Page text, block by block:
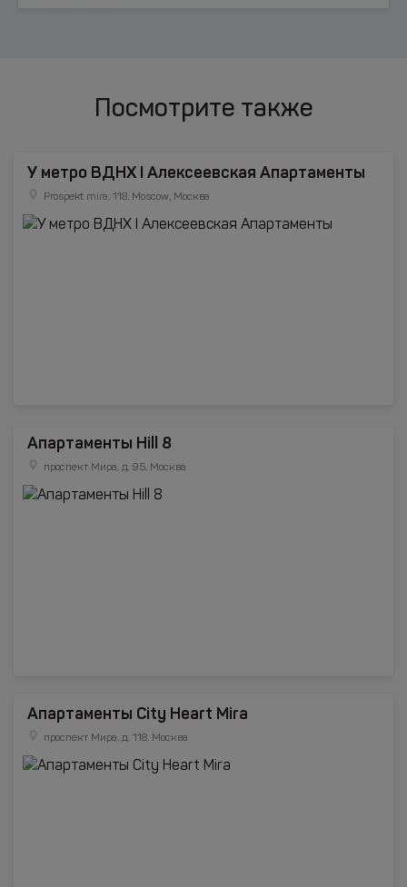
Посмотрите также
У метро ВДНХ I Алексеевская Апартаменты
Prospekt mira, 118, Moscow, Москва
Апартаменты Hill 8
проспект Мира, д. 95, Москва
Апартаменты City Heart Mira
проспект Мира, д. 118, Москва